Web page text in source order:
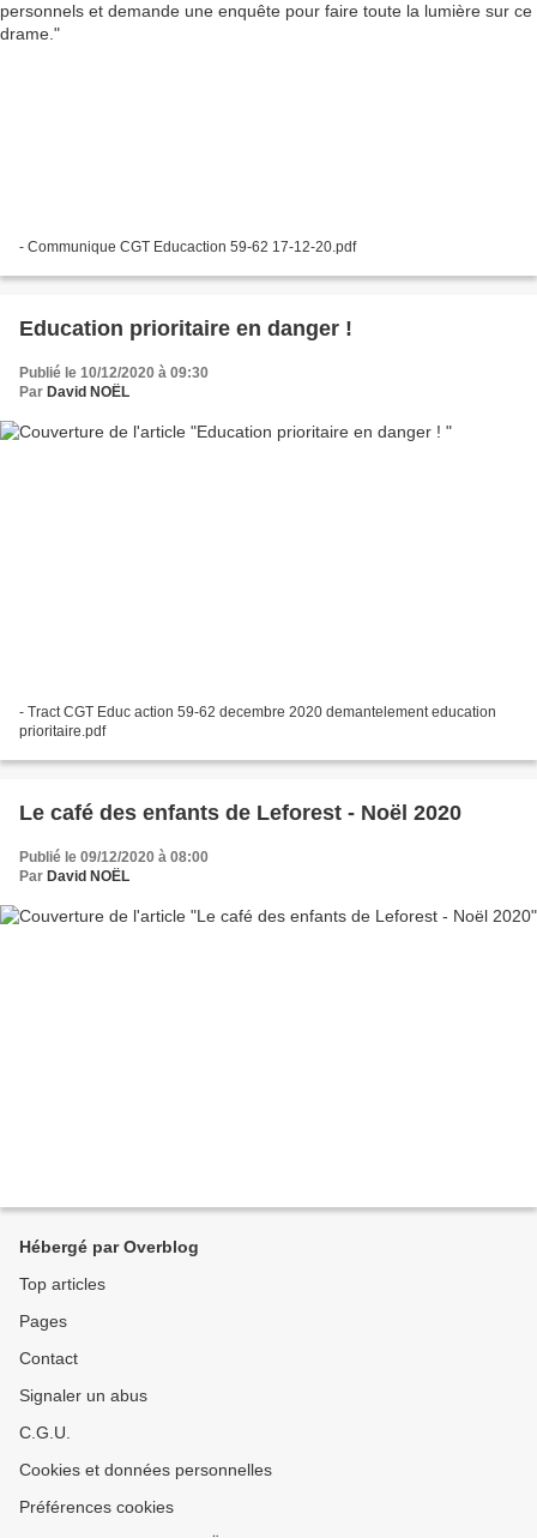
- Communique CGT Educaction 59-62 17-12-20.pdf
Education prioritaire en danger !
Publié le 10/12/2020 à 09:30
Par David NOËL
- Tract CGT Educ action 59-62 decembre 2020 demantelement education
prioritaire.pdf
Le café des enfants de Leforest - Noël 2020
Publié le 09/12/2020 à 08:00
Par David NOËL
Hébergé par Overblog
Top articles
Pages
Contact
Signaler un abus
C.G.U.
Cookies et données personnelles
Préférences cookies